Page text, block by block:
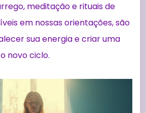
meditação e rituais de
em nossas orientações, são
sua energia e criar uma
novo ciclo.